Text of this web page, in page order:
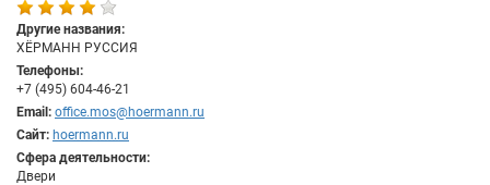
Другие названия:
ХЁРМАНН РУССИЯ
Телефоны:
+7 (495) 604-46-21
Email: office.mos@hoermann.ru
Сайт: hoermann.ru
Сфера деятельности:
Двери